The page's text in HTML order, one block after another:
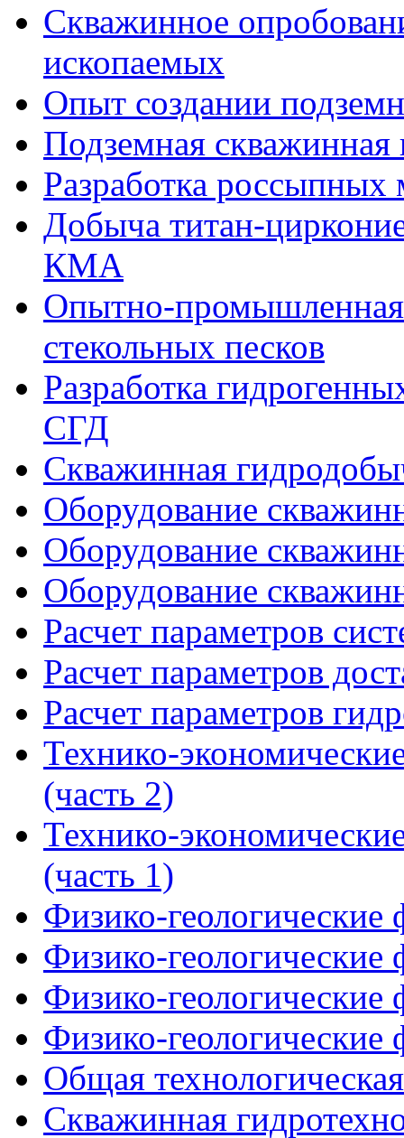
Скважинное
ископаемых
Опыт создании
Подземная скважинная
Разработка
Добыча титан-
КМА
Опытно-
стекольных песков
Разработка
СГД
Скважинная
Оборудование
Оборудование
Оборудование
Расчет параметров
Расчет параметров
Расчет параметров
Технико-
(часть 2)
Технико-
(часть 1)
Физико-геологические
Физико-геологические
Физико-геологические
Физико-геологические
Общая
Скважинная